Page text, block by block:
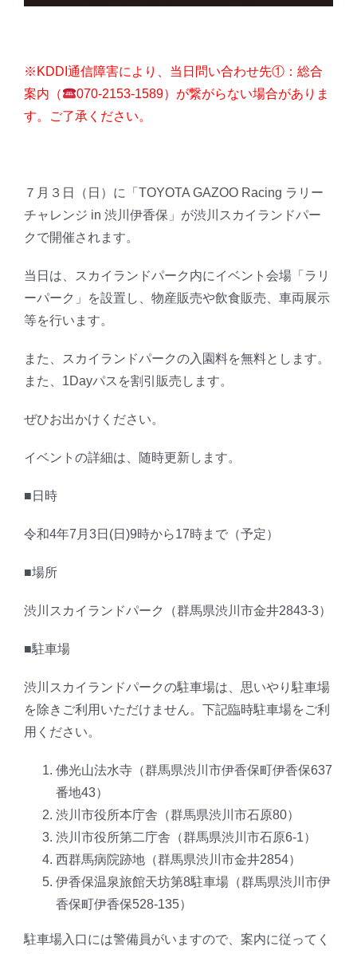
※KDDI通信障害により、当日問い合わせ先①：総合
案内（
070-2153-1589）が繋がらない場合がありま
す。ご了承ください。
７月３日（日）に「TOYOTA GAZOO Racing ラリー
チャレンジ in 渋川伊香保」が渋川スカイランドパー
クで開催されます。
当日は、スカイランドパーク内にイベント会場「ラリ
ーパーク」を設置し、物産販売や飲食販売、車両展示
等を行います。
また、スカイランドパークの入園料を無料とします。
また、1Dayパスを割引販売します。
ぜひお出かけください。
イベントの詳細は、随時更新します。
■日時
令和4年7月3日(日)9時から17時まで（予定）
■場所
渋川スカイランドパーク（群馬県渋川市金井2843-3）
■駐車場
渋川スカイランドパークの駐車場は、思いやり駐車場
を除きご利用いただけません。下記臨時駐車場をご利
用ください。
佛光山法水寺（群馬県渋川市伊香保町伊香保637
番地43）
渋川市役所本庁舎（群馬県渋川市石原80）
渋川市役所第二庁舎（群馬県渋川市石原6-1）
西群馬病院跡地（群馬県渋川市金井2854）
伊香保温泉旅館天坊第8駐車場（群馬県渋川市伊
香保町伊香保528-135）
駐車場入口には警備員がいますので、案内に従ってく